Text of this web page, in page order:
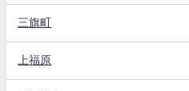
三旗町
上福原